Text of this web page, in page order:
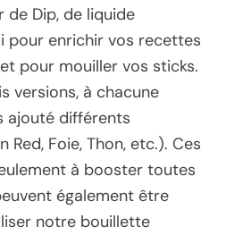
Dip, de liquide
pour enrichir vos recettes
pour mouiller vos sticks.
versions, à chacune
ajouté différents
Red, Foie, Thon, etc.). Ces
à booster toutes
également être
notre bouillette